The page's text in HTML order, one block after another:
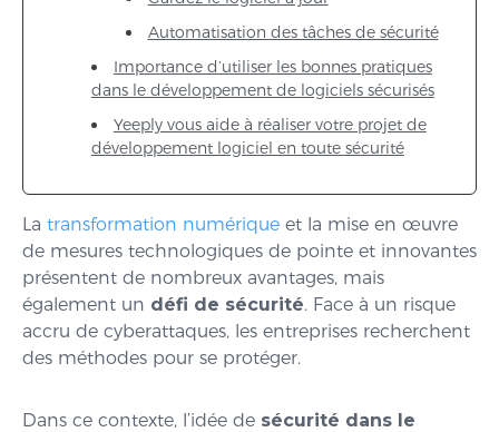
Automatisation des tâches de sécurité
Importance d’utiliser les bonnes pratiques
dans le développement de logiciels sécurisés
Yeeply vous aide à réaliser votre projet de
développement logiciel en toute sécurité
La transformation numérique et la mise en œuvre
de mesures technologiques de pointe et innovantes
présentent de nombreux avantages, mais
également un défi de sécurité. Face à un risque
accru de cyberattaques, les entreprises recherchent
des méthodes pour se protéger.
Dans ce contexte, l’idée de sécurité dans le